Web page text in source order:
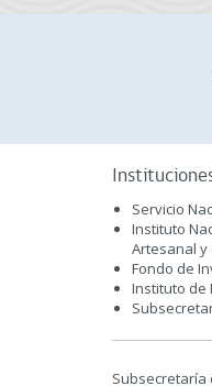
Servicio
Instituto
Artesanal y
Fondo de
Instituto de
Subsecretaría